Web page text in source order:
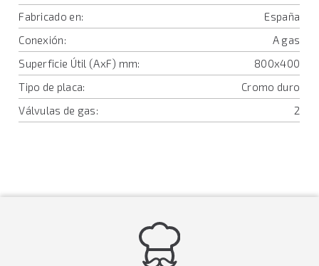
Fabricado en:
España
Conexión:
A gas
Superficie Útil (AxF) mm:
800x400
Tipo de placa:
Cromo duro
Válvulas de gas:
2